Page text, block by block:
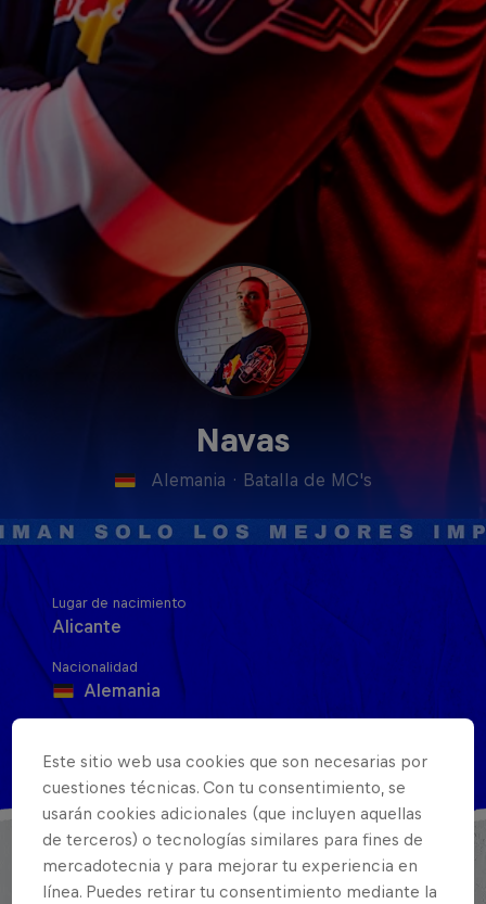
Navas
Alemania · Batalla de MC's
Lugar de nacimiento
Alicante
Nacionalidad
Alemania
Mc Battle
Navas ha sido el MC que más ha dado que hablar
en la temporada de regionales de 2024 de Red Bull
Este sitio web usa cookies que son necesarias por
cuestiones técnicas. Con tu consentimiento, se
usarán cookies adicionales (que incluyen aquellas
de terceros) o tecnologías similares para fines de
mercadotecnia y para mejorar tu experiencia en
línea. Puedes retirar tu consentimiento mediante la